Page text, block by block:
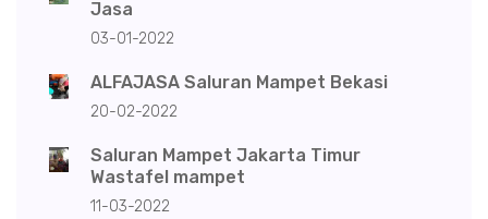
Jasa
03-01-2022
ALFAJASA Saluran Mampet Bekasi
20-02-2022
Saluran Mampet Jakarta Timur
Wastafel mampet
11-03-2022